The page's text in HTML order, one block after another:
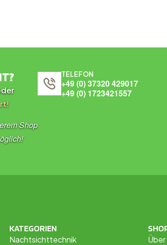
Shop
TELEFON
+49 (0) 37320 429017
+49 (0) 1723421557
KATEGORIEN
Nachtsichttechnik
Über